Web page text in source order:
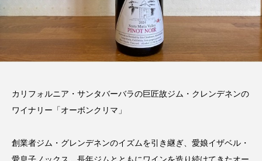
カリフォルニア・サンタバーバラの巨匠故ジム・クレンデネンの
ワイナリー「オーボンクリマ」
創業者ジム・グレンデネンのイズムを引き継ぎ、愛娘イザベル・